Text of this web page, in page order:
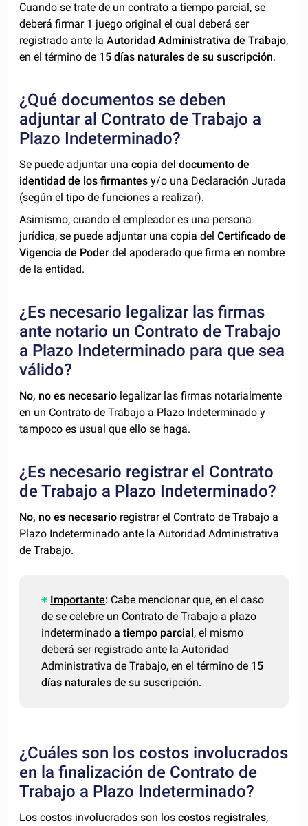
Cuando se trate de un contrato a tiempo parcial, se
deberá firmar 1 juego original el cual deberá ser
registrado ante la Autoridad Administrativa de Trabajo,
en el término de 15 días naturales de su suscripción.
¿Qué documentos se deben
adjuntar al Contrato de Trabajo a
Plazo Indeterminado?
Se puede adjuntar unacopia del documento de
identidad de los firmantesy/o una Declaración Jurada
(según el tipo de funciones a realizar).
Asimismo, cuando el empleador es una persona
jurídica, se puede adjuntar una copia delCertificado de
Vigencia de Poderdel apoderado que firma en nombre
de la entidad.
¿Es necesario legalizar las firmas
ante notario un Contrato de Trabajo
a Plazo Indeterminado para que sea
válido?
No, no es necesario legalizar las firmas notarialmente
en un Contrato de Trabajo a Plazo Indeterminado y
tampoco es usual que ello se haga.
¿Es necesario registrar el Contrato
de Trabajo a Plazo Indeterminado?
No, no es necesario registrar el Contrato de Trabajo a
Plazo Indeterminado ante la Autoridad Administrativa
de Trabajo.
Importante: Cabe mencionar que, en el caso
de se celebre un Contrato de Trabajo a plazo
indeterminadoa tiempo parcial, el mismo
deberá ser registrado ante la Autoridad
Administrativa de Trabajo, en el término de 15
días naturales de su suscripción.
¿Cuáles son los costos involucrados
en la finalización de Contrato de
Trabajo a Plazo Indeterminado?
Los costos involucrados son loscostos registrales,